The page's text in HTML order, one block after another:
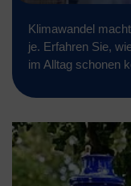
Klimawandel
je. Erfahren Sie,
im Alltag schonen